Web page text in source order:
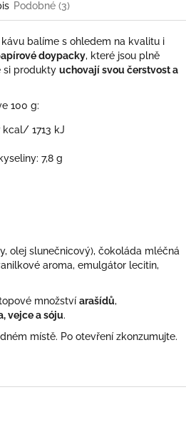
Podobné (3)
kávu balíme s ohledem na kvalitu i
doypacky, které jsou plně
si produkty uchovají svou čerstvost a
100 g:
kcal/ 1713 kJ
7,8 g
olej slunečnicový), čokoláda mléčná
aroma, emulgátor lecitin,
množství arašídů,
vejce a sóju.
místě. Po otevření zkonzumujte.